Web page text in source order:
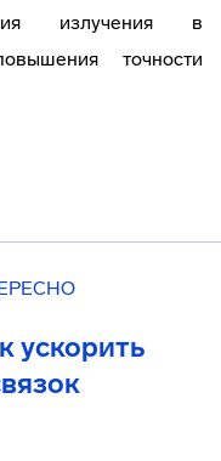
излучения в
точности
ускорить